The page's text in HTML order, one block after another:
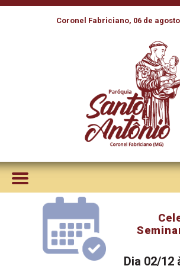
Coronel Fabriciano, 06 de agosto
Dia 02/12